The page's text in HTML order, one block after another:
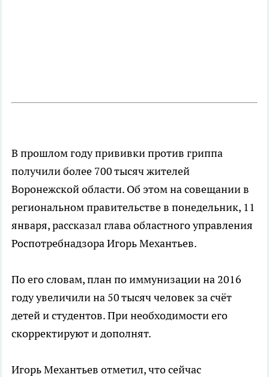
В прошлом году прививки против гриппа
получили более 700 тысяч жителей
Воронежской области. Об этом на совещании в
региональном правительстве в понедельник, 11
января, рассказал глава областного управления
Роспотребнадзора Игорь Механтьев.
По его словам, план по иммунизации на 2016
году увеличили на 50 тысяч человек за счёт
детей и студентов. При необходимости его
скорректируют и дополнят.
Игорь Механтьев отметил, что сейчас